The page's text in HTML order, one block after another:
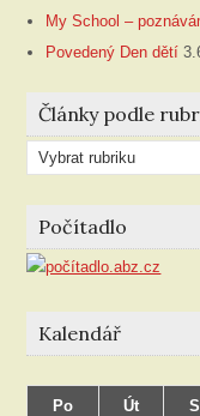
My School –
Povedený Den dětí
Články podle
Články
podle
rubriky
Počítadlo
Kalendář
Po
Út